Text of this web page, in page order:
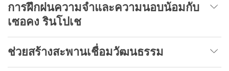
การฝึกฝนความจำและความนอบน้อมกับ
เซอคง รินโปเช
ช่วยสร้างสะพานเชื่อมวัฒนธรรม